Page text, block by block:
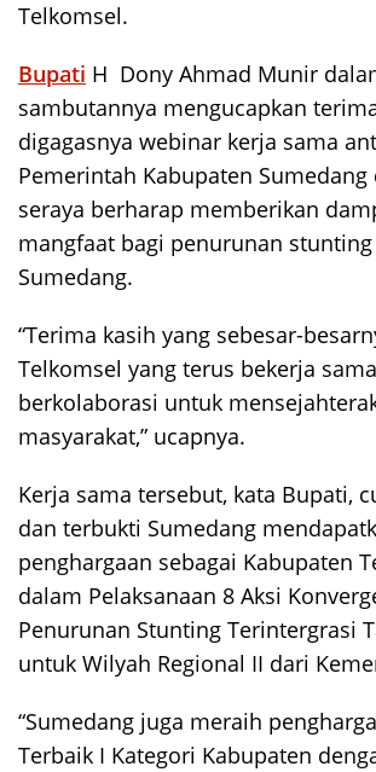
Telkomsel.
Bupati H Dony Ahmad Munir
sambutannya mengucapkan
digagasnya webinar kerja sama
Pemerintah Kabupaten Sumedang
seraya berharap memberikan
mangfaat bagi penurunan
Sumedang.
“Terima kasih yang sebesar-
Telkomsel yang terus bekerja
berkolaborasi untuk
masyarakat,” ucapnya.
Kerja sama tersebut, kata Bupati,
dan terbukti Sumedang
penghargaan sebagai Kabupaten
dalam Pelaksanaan 8 Aksi
Penurunan Stunting Terintergrasi
untuk Wilyah Regional II dari
“Sumedang juga meraih
Terbaik I Kategori Kabupaten